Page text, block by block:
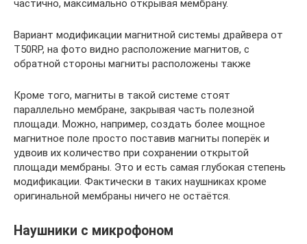
частично, максимально открывая мембрану.
Вариант модификации магнитной системы драйвера от
T50RP, на фото видно расположение магнитов, с
обратной стороны магниты расположены также
Кроме того, магниты в такой системе стоят
параллельно мембране, закрывая часть полезной
площади. Можно, например, создать более мощное
магнитное поле просто поставив магниты поперёк и
удвоив их количество при сохранении открытой
площади мембраны. Это и есть самая глубокая степень
модификации. Фактически в таких наушниках кроме
оригинальной мембраны ничего не остаётся.
Наушники с микрофоном